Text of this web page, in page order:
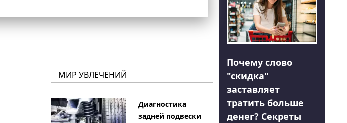
МИР УВЛЕЧЕНИЙ
Диагностика
задней подвески
Почему слово
"скидка"
заставляет
тратить больше
денег? Секреты